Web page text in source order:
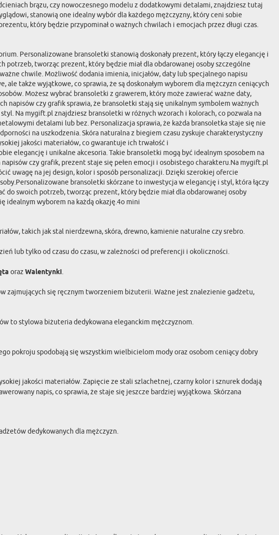
brązu, czy nowoczesnego modelu z dodatkowymi detalami, znajdziesz tutaj
stanowią one idealny wybór dla każdego mężczyzny, który ceni sobie
który będzie przypominał o ważnych chwilach i emocjach przez długi czas.
Personalizowane bransoletki stanowią doskonały prezent, który łączy elegancję i
potrzeb, tworząc prezent, który będzie miał dla obdarowanej osoby szczególne
chwile. Możliwość dodania imienia, inicjałów, daty lub specjalnego napisu
także wyjątkowe, co sprawia, że są doskonałym wyborem dla mężczyzn ceniących
Możesz wybrać bransoletki z grawerem, który może zawierać ważne daty,
napisów czy grafik sprawia, że bransoletki stają się unikalnym symbolem ważnych
Na mygift.pl znajdziesz bransoletki w różnych wzorach i kolorach, co pozwala na
detalami lub bez. Personalizacja sprawia, że każda bransoletka staje się nie
na uszkodzenia. Skóra naturalna z biegiem czasu zyskuje charakterystyczny
jakości materiałów, co gwarantuje ich trwałość i
elegancję i unikalne akcesoria. Takie bransoletki mogą być idealnym sposobem na
czy grafik, prezent staje się pełen emocji i osobistego charakteru.Na mygift.pl
uwagę na jej design, kolor i sposób personalizacji. Dzięki szerokiej ofercie
bransoletki skórzane to inwestycja w elegancję i styl, która łączy
do swoich potrzeb, tworząc prezent, który będzie miał dla obdarowanej osoby
idealnym wyborem na każdą okazję.4o mini
takich jak stal nierdzewna, skóra, drewno, kamienie naturalne czy srebro.
lub tylko od czasu do czasu, w zależności od preferencji i okoliczności.
oraz Walentynki.
zajmujących się ręcznym tworzeniem biżuterii. Ważne jest znalezienie gadżetu,
to stylowa biżuteria dedykowana eleganckim mężczyznom.
pokroju spodobają się wszystkim wielbicielom mody oraz osobom ceniący dobry
jakości materiałów. Zapięcie ze stali szlachetnej, czarny kolor i sznurek dodają
napis, co sprawia, że staje się jeszcze bardziej wyjątkowa. Skórzana
dedykowanych dla mężczyzn.